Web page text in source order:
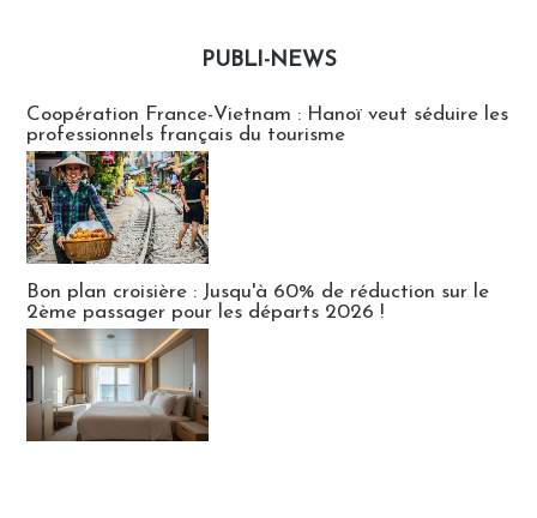
PUBLI-NEWS
Coopération France-Vietnam : Hanoï veut séduire les
professionnels français du tourisme
Bon plan croisière : Jusqu'à 60% de réduction sur le
2ème passager pour les départs 2026 !